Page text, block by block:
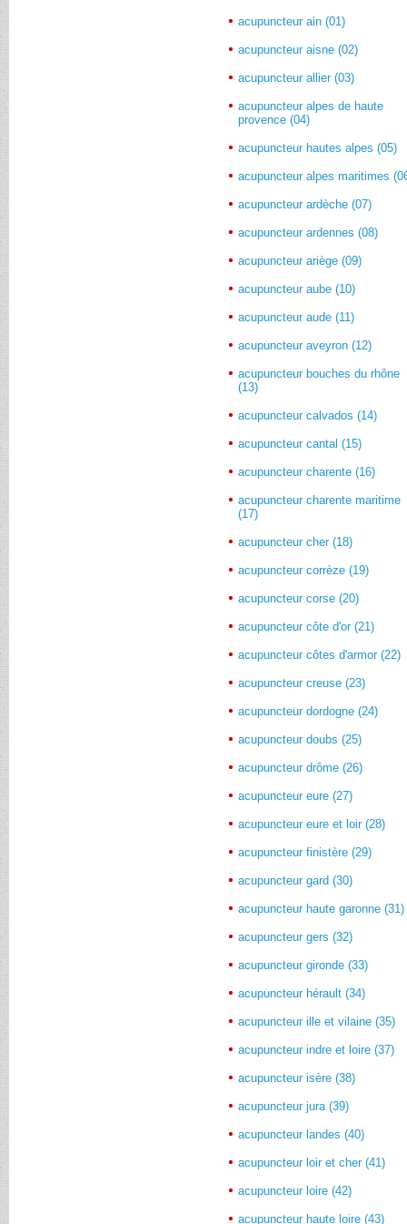
acupuncteur ain (01)
acupuncteur aisne (02)
acupuncteur allier (03)
acupuncteur alpes de haute
provence (04)
acupuncteur hautes alpes (05)
acupuncteur alpes maritimes
acupuncteur ardèche (07)
acupuncteur ardennes (08)
acupuncteur ariège (09)
acupuncteur aube (10)
acupuncteur aude (11)
acupuncteur aveyron (12)
acupuncteur bouches du rhône
(13)
acupuncteur calvados (14)
acupuncteur cantal (15)
acupuncteur charente (16)
acupuncteur charente maritime
(17)
acupuncteur cher (18)
acupuncteur corrèze (19)
acupuncteur corse (20)
acupuncteur côte d'or (21)
acupuncteur côtes d'armor (22)
acupuncteur creuse (23)
acupuncteur dordogne (24)
acupuncteur doubs (25)
acupuncteur drôme (26)
acupuncteur eure (27)
acupuncteur eure et loir (28)
acupuncteur finistère (29)
acupuncteur gard (30)
acupuncteur haute garonne (31)
acupuncteur gers (32)
acupuncteur gironde (33)
acupuncteur hérault (34)
acupuncteur ille et vilaine (35)
acupuncteur indre et loire (37)
acupuncteur isère (38)
acupuncteur jura (39)
acupuncteur landes (40)
acupuncteur loir et cher (41)
acupuncteur loire (42)
acupuncteur haute loire (43)